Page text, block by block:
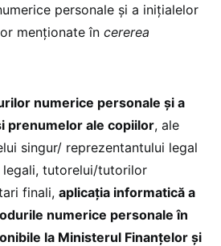
personale și a inițialelor
menționate în cererea
numerice personale și a
prenumelor ale copiilor, ale
singur/ reprezentantului legal
legali, tutorelui/tutorilor
finali, aplicația informatică a
numerice personale în
la Ministerul Finanțelor și